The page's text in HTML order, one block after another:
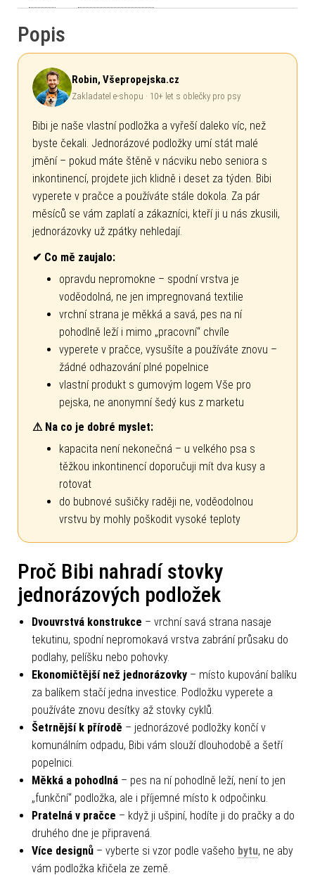
Popis
Robin, Všepropejska.cz
Zakladatel e-shopu · 10+ let s oblečky pro psy
Bibi je naše vlastní podložka a vyřeší daleko víc, než
byste čekali. Jednorázové podložky umí stát malé
jmění – pokud máte štěně v nácviku nebo seniora s
inkontinencí, projdete jich klidně i deset za týden. Bibi
vyperete v pračce a používáte stále dokola. Za pár
měsíců se vám zaplatí a zákazníci, kteří ji u nás zkusili,
jednorázovky už zpátky nehledají.
✔ Co mě zaujalo:
opravdu nepromokne – spodní vrstva je
voděodolná, ne jen impregnovaná textilie
vrchní strana je měkká a savá, pes na ní
pohodlně leží i mimo „pracovní“ chvíle
vyperete v pračce, vysušíte a používáte znovu –
žádné odhazování plné popelnice
vlastní produkt s gumovým logem Vše pro
pejska, ne anonymní šedý kus z marketu
⚠ Na co je dobré myslet:
kapacita není nekonečná – u velkého psa s
těžkou inkontinencí doporučuji mít dva kusy a
rotovat
do bubnové sušičky raději ne, voděodolnou
vrstvu by mohly poškodit vysoké teploty
Proč Bibi nahradí stovky
jednorázových podložek
Dvouvrstvá konstrukce – vrchní savá strana nasaje
tekutinu, spodní nepromokavá vrstva zabrání průsaku do
podlahy, pelíšku nebo pohovky.
Ekonomičtější než jednorázovky – místo kupování balíku
za balíkem stačí jedna investice. Podložku vyperete a
používáte znovu desítky až stovky cyklů.
Šetrnější k přírodě – jednorázové podložky končí v
komunálním odpadu, Bibi vám slouží dlouhodobě a šetří
popelnici.
Měkká a pohodlná – pes na ní pohodlně leží, není to jen
„funkční“ podložka, ale i příjemné místo k odpočinku.
Pratelná v pračce – když ji ušpiní, hodíte ji do pračky a do
druhého dne je připravená.
Více designů – vyberte si vzor podle vašeho bytu, ne aby
vám podložka křičela ze země.